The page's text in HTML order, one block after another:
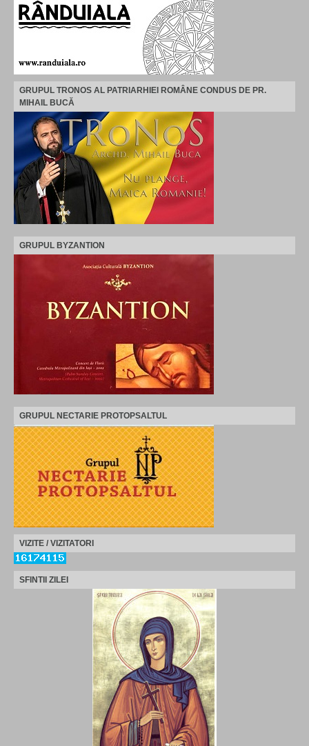
GRUPUL TRONOS AL PATRIARHIEI ROMÂNE CONDUS DE PR.
MIHAIL BUCĂ
GRUPUL BYZANTION
GRUPUL NECTARIE PROTOPSALTUL
VIZITE / VIZITATORI
SFINTII ZILEI